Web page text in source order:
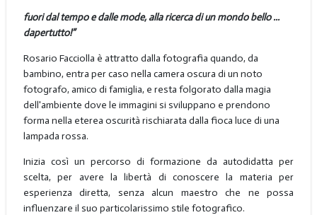
fuori dal tempo e dalle mode, alla ricerca di un mondo bello ...
dapertutto!”
Rosario Facciolla è attratto dalla fotografia quando, da
bambino, entra per caso nella camera oscura di un noto
fotografo, amico di famiglia, e resta folgorato dalla magia
dell'ambiente dove le immagini si sviluppano e prendono
forma nella eterea oscurità rischiarata dalla fioca luce di una
lampada rossa.
Inizia così un percorso di formazione da autodidatta per
scelta, per avere la libertà di conoscere la materia per
esperienza diretta, senza alcun maestro che ne possa
influenzare il suo particolarissimo stile fotografico.